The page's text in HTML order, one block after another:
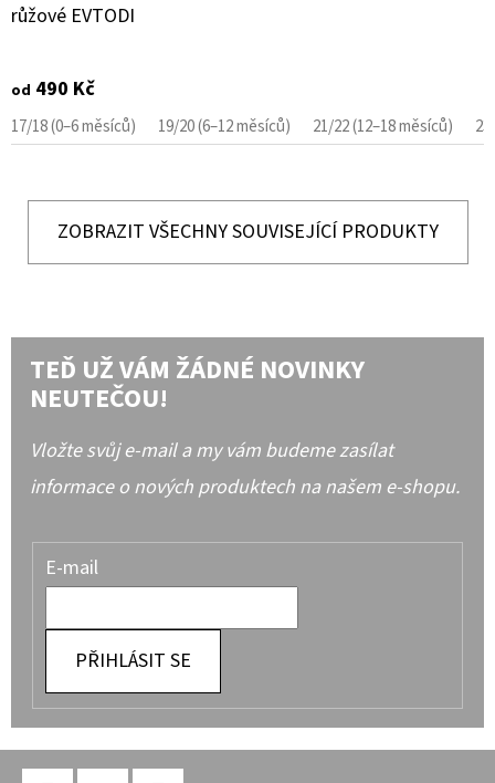
růžové EVTODI
od 490 Kč
17/18 (0–6 měsíců) 19/20 (6–12 měsíců) 21/22 (12–18 měsíců)
ZOBRAZIT VŠECHNY SOUVISEJÍCÍ PRODUKTY
TEĎ UŽ VÁM ŽÁDNÉ NOVINKY
NEUTEČOU!
Vložte svůj e-mail a my vám budeme zasílat
informace o nových produktech na našem e-shopu.
E-mail
PŘIHLÁSIT SE